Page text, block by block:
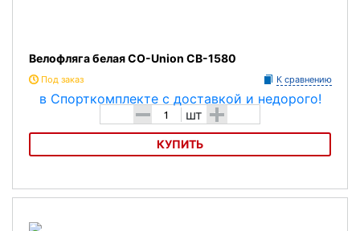
Велофляга белая CO-Union CB-1580
Под заказ К сравнению
- шт +
КУПИТЬ
Велофляга белая CO-Union CB-1580